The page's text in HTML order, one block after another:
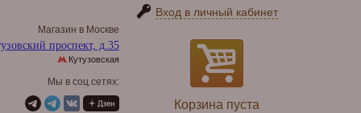
Вход в личный кабинет
Корзина пуста
Магазин в Москве
проспект, д.35
Кутузовская
Мы в соц.сетях: